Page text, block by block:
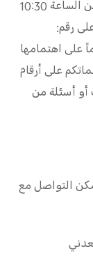
نصر. يعمل المركز من السبت إلى الخميس من الساعة 10:30
على رقم:
على اهتمامها
على أرقام
أو أسئلة من
التواصل مع